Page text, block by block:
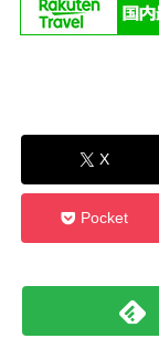
X
Pocket